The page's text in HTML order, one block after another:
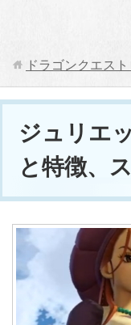
ドラゴンクエス
ジュリエ
と特徴、